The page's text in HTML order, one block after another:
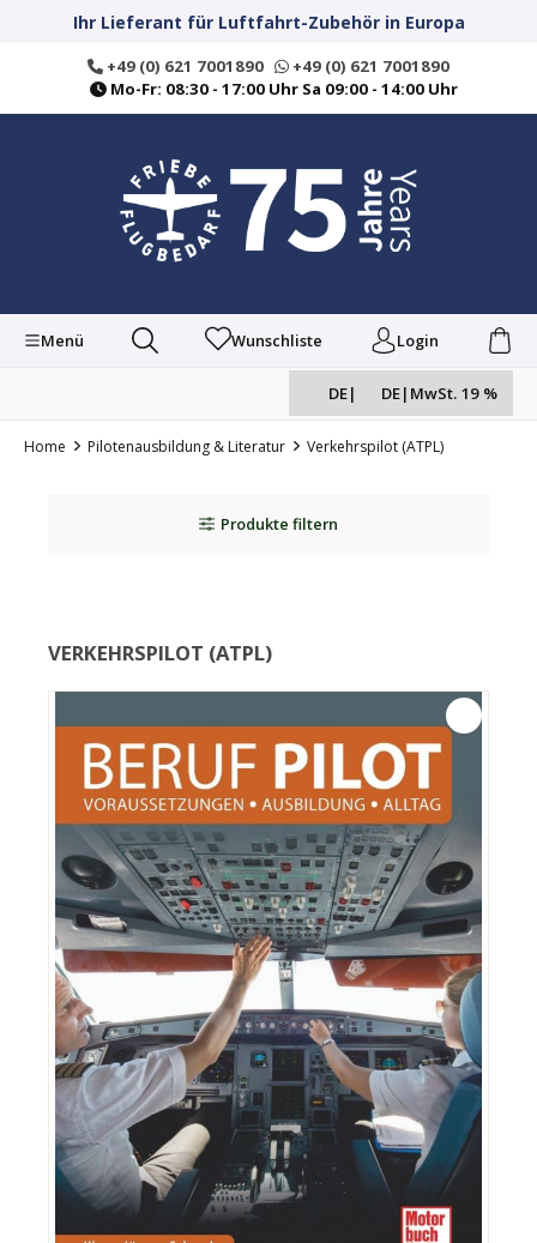
springenIhr Lieferant für Luftfahrt-Zubehör in Europa
+49 (0) 621 7001890
+49 (0) 621 7001890
Mo-Fr: 08:30 - 17:00 Uhr Sa 09:00 - 14:00 Uhr
Menü Wunschliste Login
DE| DE| MwSt. 19 %
Home Pilotenausbildung & Literatur Verkehrspilot (ATPL)
Produkte filtern
VERKEHRSPILOT (ATPL)